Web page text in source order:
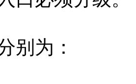
别为：